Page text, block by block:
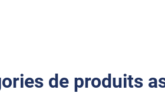
de produits